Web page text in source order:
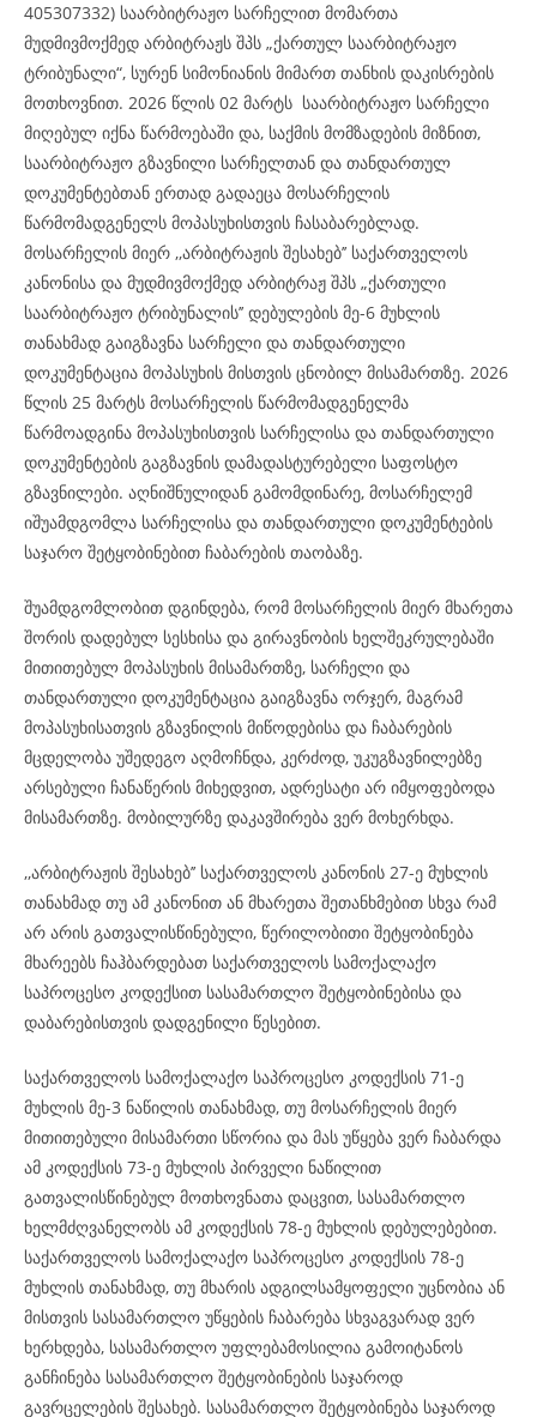
405307332) საარბიტრაჟო სარჩელით მომართა
მუდმივმოქმედ არბიტრაჟს შპს „ქართულ საარბიტრაჟო
ტრიბუნალი“, სურენ სიმონიანის მიმართ თანხის დაკისრების
მოთხოვნით. 2026 წლის 02 მარტს საარბიტრაჟო სარჩელი
მიღებულ იქნა წარმოებაში და, საქმის მომზადების მიზნით,
საარბიტრაჟო გზავნილი სარჩელთან და თანდართულ
დოკუმენტებთან ერთად გადაეცა მოსარჩელის
წარმომადგენელს მოპასუხისთვის ჩასაბარებლად.
მოსარჩელის მიერ ,,არბიტრაჟის შესახებ’’ საქართველოს
კანონისა და მუდმივმოქმედ არბიტრაჟ შპს „ქართული
საარბიტრაჟო ტრიბუნალის’’ დებულების მე-6 მუხლის
თანახმად გაიგზავნა სარჩელი და თანდართული
დოკუმენტაცია მოპასუხის მისთვის ცნობილ მისამართზე. 2026
წლის 25 მარტს მოსარჩელის წარმომადგენელმა
წარმოადგინა მოპასუხისთვის სარჩელისა და თანდართული
დოკუმენტების გაგზავნის დამადასტურებელი საფოსტო
გზავნილები. აღნიშნულიდან გამომდინარე, მოსარჩელემ
იშუამდგომლა სარჩელისა და თანდართული დოკუმენტების
საჯარო შეტყობინებით ჩაბარების თაობაზე.
შუამდგომლობით დგინდება, რომ მოსარჩელის მიერ მხარეთა
შორის დადებულ სესხისა და გირავნობის ხელშეკრულებაში
მითითებულ მოპასუხის მისამართზე, სარჩელი და
თანდართული დოკუმენტაცია გაიგზავნა ორჯერ, მაგრამ
მოპასუხისათვის გზავნილის მიწოდებისა და ჩაბარების
მცდელობა უშედეგო აღმოჩნდა, კერძოდ, უკუგზავნილებზე
არსებული ჩანაწერის მიხედვით, ადრესატი არ იმყოფებოდა
მისამართზე. მობილურზე დაკავშირება ვერ მოხერხდა.
,,არბიტრაჟის შესახებ’’ საქართველოს კანონის 27-ე მუხლის
თანახმად თუ ამ კანონით ან მხარეთა შეთანხმებით სხვა რამ
არ არის გათვალისწინებული, წერილობითი შეტყობინება
მხარეებს ჩაჰბარდებათ საქართველოს სამოქალაქო
საპროცესო კოდექსით სასამართლო შეტყობინებისა და
დაბარებისთვის დადგენილი წესებით.
საქართველოს სამოქალაქო საპროცესო კოდექსის 71-ე
მუხლის მე-3 ნაწილის თანახმად, თუ მოსარჩელის მიერ
მითითებული მისამართი სწორია და მას უწყება ვერ ჩაბარდა
ამ კოდექსის 73-ე მუხლის პირველი ნაწილით
გათვალისწინებულ მოთხოვნათა დაცვით, სასამართლო
ხელმძღვანელობს ამ კოდექსის 78-ე მუხლის დებულებებით.
საქართველოს სამოქალაქო საპროცესო კოდექსის 78-ე
მუხლის თანახმად, თუ მხარის ადგილსამყოფელი უცნობია ან
მისთვის სასამართლო უწყების ჩაბარება სხვაგვარად ვერ
ხერხდება, სასამართლო უფლებამოსილია გამოიტანოს
განჩინება სასამართლო შეტყობინების საჯაროდ
გავრცელების შესახებ. სასამართლო შეტყობინება საჯაროდ